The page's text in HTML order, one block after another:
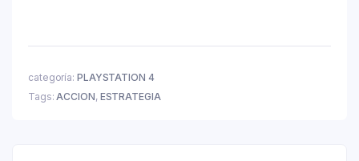
categoría: PLAYSTATION 4
Tags: ACCION, ESTRATEGIA